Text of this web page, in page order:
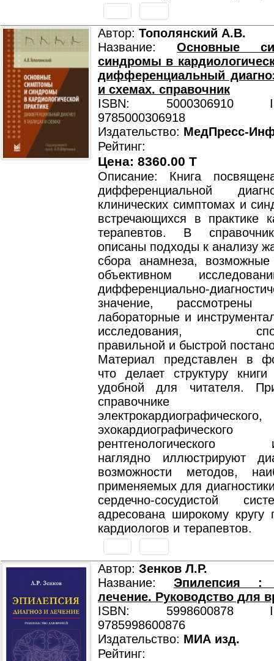
Автор: Тополянский А.В.
Название: Основные
синдромы в
дифференциальный
и схемах. справочник
ISBN: 5000306910
9785000306918
Издательство: МедПресс-
Рейтинг:
Цена: 8360.00 T
Описание: Книга
дифференциальной
клинических симптомах и
встречающихся в практике
терапевтов. В
описаны подходы к анализу
сбора анамнеза,
объективном
дифференциально-
значение, рассмотрены
лабораторные и
исследования,
правильной и быстрой
Материал представлен в
что делает структуру
удобной для читателя.
справочнике
электрокардиографического,
рентгенологического
наглядно иллюстрируют
возможности методов,
применяемых для
сердечно-сосудистой
адресована широкому кругу
кардиологов и терапевтов.
Автор: Зенков Л.Р.
Название: Эпилепсия :
лечение. Руководство для
ISBN: 5998600878
9785998600876
Издательство: МИА изд.
Рейтинг: